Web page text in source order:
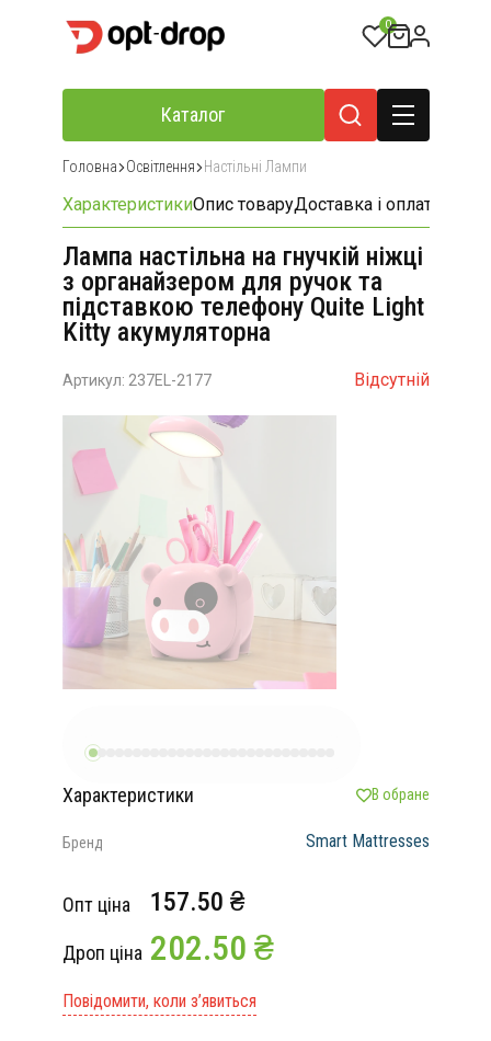
0
Каталог
Головна Освітлення Настільні Лампи
ХарактеристикиОпис товаруДоставка і оплата
Лампа настільна на гнучкій ніжці
з органайзером для ручок та
підставкою телефону Quite Light
Kitty акумуляторна
Артикул: 237EL-2177 Відсутній
Характеристики В обране
Бренд Smart Mattresses
Опт ціна 157.50 ₴
Дроп ціна 202.50 ₴
Повідомити, коли з’явиться